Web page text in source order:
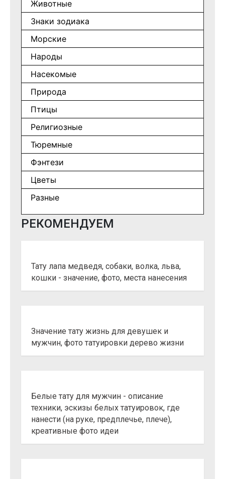
Животные
Знаки зодиака
Морские
Народы
Насекомые
Природа
Птицы
Религиозные
Тюремные
Фэнтези
Цветы
Разные
РЕКОМЕНДУЕМ
Тату лапа медведя, собаки, волка, льва,
кошки - значение, фото, места нанесения
Значение тату жизнь для девушек и
мужчин, фото татуировки дерево жизни
Белые тату для мужчин - описание
техники, эскизы белых татуировок, где
нанести (на руке, предплечье, плече),
креативные фото идеи